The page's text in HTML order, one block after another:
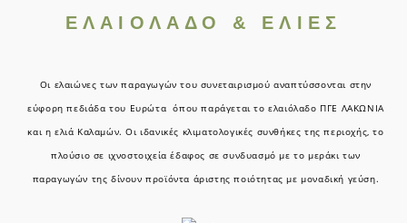
ΕΛΑΙΟΛΑΔΟ & ΕΛΙΕΣ
Οι ελαιώνες των παραγωγών του συνεταιρισμού αναπτύσσονται στην
εύφορη πεδιάδα του Ευρώτα όπου παράγεται το ελαιόλαδο ΠΓΕ ΛΑΚΩΝΙΑ
και η ελιά Καλαμών. Οι ιδανικές κλιματολογικές συνθήκες της περιοχής, το
πλούσιο σε ιχνοστοιχεία έδαφος σε συνδυασμό με το μεράκι των
παραγωγών της δίνουν προϊόντα άριστης ποιότητας με μοναδική γεύση.